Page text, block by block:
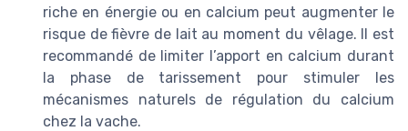
riche en énergie ou en calcium peut augmenter le
risque de fièvre de lait au moment du vêlage. Il est
recommandé de limiter l’apport en calcium durant
la phase de tarissement pour stimuler les
mécanismes naturels de régulation du calcium
chez la vache.